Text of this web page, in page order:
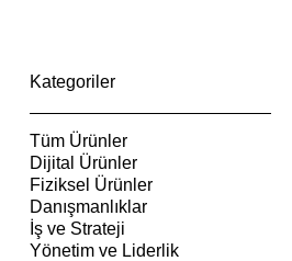
Kategoriler
Tüm Ürünler
Dijital Ürünler
Fiziksel Ürünler
Danışmanlıklar
İş ve Strateji
Yönetim ve Liderlik